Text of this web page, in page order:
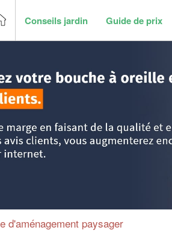
Conseils jardin Guide de prix
d'aménagement paysager